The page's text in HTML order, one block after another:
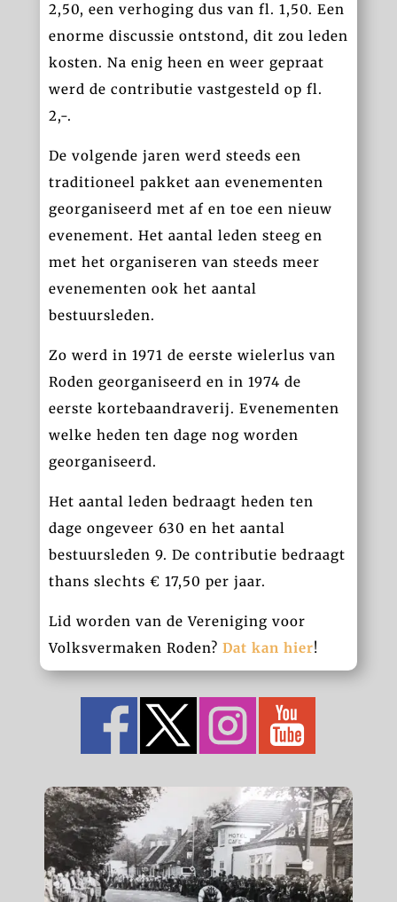
2,50, een verhoging dus van fl. 1,50. Een
enorme discussie ontstond, dit zou leden
kosten. Na enig heen en weer gepraat
werd de contributie vastgesteld op fl.
2,-.
De volgende jaren werd steeds een
traditioneel pakket aan evenementen
georganiseerd met af en toe een nieuw
evenement. Het aantal leden steeg en
met het organiseren van steeds meer
evenementen ook het aantal
bestuursleden.
Zo werd in 1971 de eerste wielerlus van
Roden georganiseerd en in 1974 de
eerste kortebaandraverij. Evenementen
welke heden ten dage nog worden
georganiseerd.
Het aantal leden bedraagt heden ten
dage ongeveer 630 en het aantal
bestuursleden 9. De contributie bedraagt
thans slechts € 17,50 per jaar.
Lid worden van de Vereniging voor
Volksvermaken Roden? Dat kan hier!